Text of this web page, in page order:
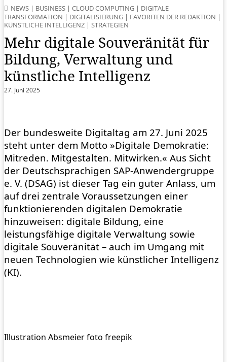
NEWS | BUSINESS | CLOUD COMPUTING | DIGITALE
TRANSFORMATION | DIGITALISIERUNG | FAVORITEN DER REDAKTION |
KÜNSTLICHE INTELLIGENZ | STRATEGIEN
Mehr digitale Souveränität für
Bildung, Verwaltung und
künstliche Intelligenz
27. Juni 2025
Der bundesweite Digitaltag am 27. Juni 2025
steht unter dem Motto »Digitale Demokratie:
Mitreden. Mitgestalten. Mitwirken.« Aus Sicht
der Deutschsprachigen SAP-Anwendergruppe
e. V. (DSAG) ist dieser Tag ein guter Anlass, um
auf drei zentrale Voraussetzungen einer
funktionierenden digitalen Demokratie
hinzuweisen: digitale Bildung, eine
leistungsfähige digitale Verwaltung sowie
digitale Souveränität – auch im Umgang mit
neuen Technologien wie künstlicher Intelligenz
(KI).
Illustration Absmeier foto freepik